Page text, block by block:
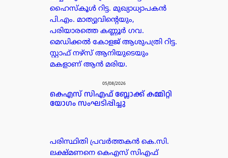
ഹൈസ്കൂൾ റിട്ട. മുഖ്യാധ്യാപകൻ
പി.എം. മാത്യുവിന്റെയും,
പരിയാരത്തെ കണ്ണൂർ ഗവ.
മെഡിക്കൽ കോളജ് ആശുപത്രി റിട്ട.
സ്റ്റാഫ് നഴ്സ് ആനിയുടെയും
മകളാണ് ആൻ മരിയ.
05/08/2026
കെഎസ് സിഎഫ് ബ്ലോക്ക് കമ്മിറ്റി
യോഗം സംഘടിപ്പിച്ചു
പരിസ്ഥിതി പ്രവർത്തകൻ കെ.സി.
ലക്ഷ്മണനെ കെഎസ് സിഎഫ്